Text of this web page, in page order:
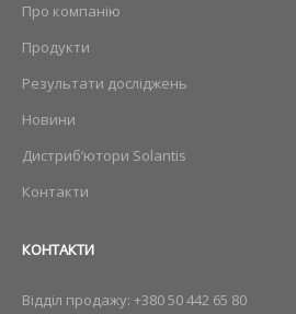
Про компанію
Продукти
Результати досліджень
Новини
Дистриб’ютори Solantis
Контакти
КОНТАКТИ
Відділ продажу: +380 50 442 65 80